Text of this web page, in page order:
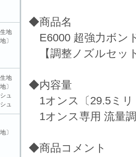
◆商品名
E6000 超強力ボン
【調整ノズルセッ
◆内容量
1オンス〔29.5ミリ
1オンス専用 流量
◆商品コメント
地
〕
地
〕
ュ
ュ
〕